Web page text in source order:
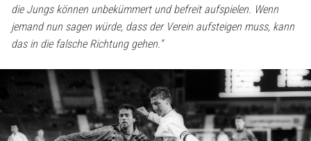
die Jungs können unbekümmert und befreit aufspielen. Wenn
jemand nun sagen würde, dass der Verein aufsteigen muss, kann
das in die falsche Richtung gehen.“